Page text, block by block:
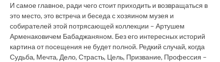
И самое главное, ради чего стоит приходить и возвращаться в
это место, это встреча и беседа с хозяином музея и
собирателей этой потрясающей коллекции – Артушем
Арменаковичем Бабаджаняном. Без его интересных историй
картина от посещения не будет полной. Редкий случай, когда
Судьба, Мечта, Дело, Страсть, Цель, Призвание, Профессия –